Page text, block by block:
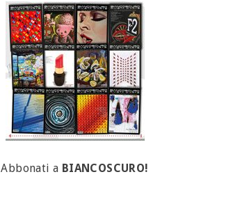
Abbonati a BIANCOSCURO!